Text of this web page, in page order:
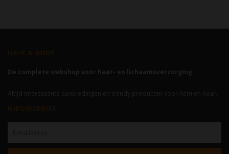
HAIR & BODY
De complete webshop voor haar- en lichaamsverzorging.
Altijd interessante aanbiedingen en trendy producten voor hem en haar.
NIEUWSBRIEF